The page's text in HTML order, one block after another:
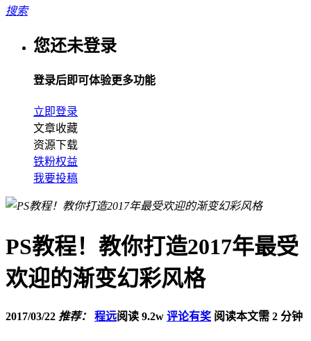
搜索
您还未登录
登录后即可体验更多功能
立即登录
文章收藏
资源下载
铁粉权益
我要投稿
PS教程！教你打造2017年最受
欢迎的渐变幻彩风格
2017/03/22 推荐： 程远阅读 9.2w 评论有奖 阅读本文需 2 分钟